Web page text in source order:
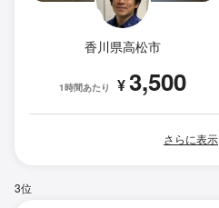
香川県高松市
1時間あたり ¥3,500
さらに表示
3位